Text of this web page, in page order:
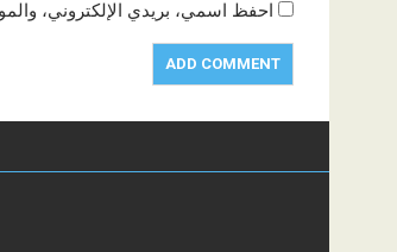
احفظ اسمي، بريدي الإلكتروني،